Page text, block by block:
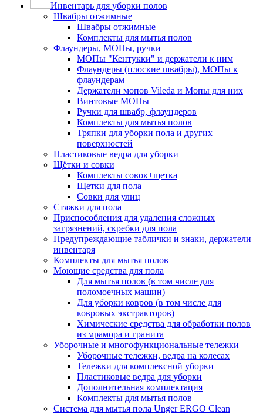
Инвентарь для уборки полов
Швабры отжимные
Швабры отжимные
Комплекты для мытья полов
Флаундеры, МОПы, ручки
МОПы "Кентукки" и держатели к ним
Флаундеры (плоские швабры), МОПы к
флаундерам
Держатели мопов Vileda и Мопы для них
Винтовые МОПы
Ручки для швабр, флаундеров
Комплекты для мытья полов
Тряпки для уборки пола и других
поверхностей
Пластиковые ведра для уборки
Щётки и совки
Комплекты совок+щетка
Щетки для пола
Совки для улиц
Стяжки для пола
Приспособления для удаления сложных
загрязнений, скребки для пола
Предупреждающие таблички и знаки, держатели
инвентаря
Комплекты для мытья полов
Моющие средства для пола
Для мытья полов (в том числе для
поломоечных машин)
Для уборки ковров (в том числе для
ковровых экстракторов)
Химические средства для обработки полов
из мрамора и гранита
Уборочные и многофункциональные тележки
Уборочные тележки, ведра на колесах
Тележки для комплексной уборки
Пластиковые ведра для уборки
Дополнительная комплектация
Комплекты для мытья полов
Система для мытья пола Unger ERGO Clean